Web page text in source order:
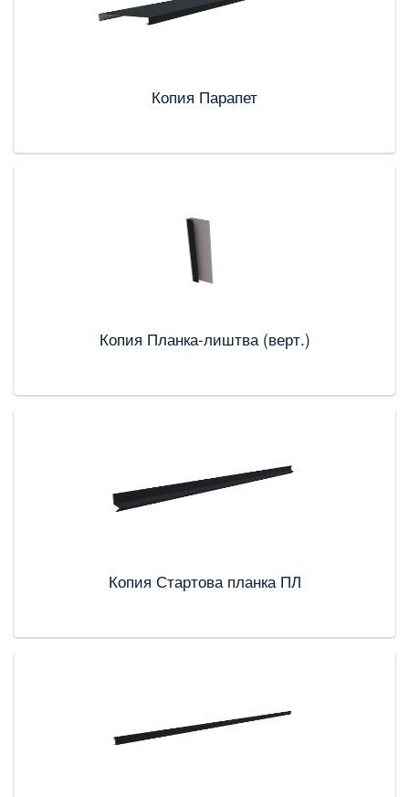
Копия Парапет
Копия Планка-лиштва (верт.)
Копия Стартова планка ПЛ